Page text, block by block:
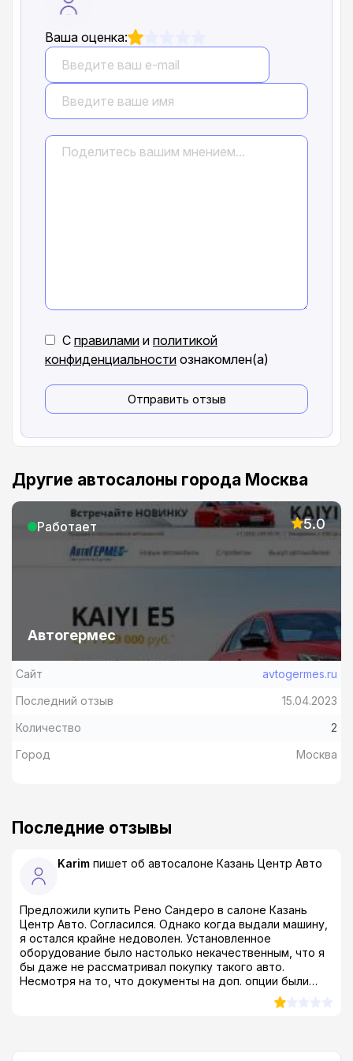
Ваша оценка:
С правилами и политикой
конфиденциальности ознакомлен(а)
Отправить отзыв
Другие автосалоны города Москва
Работает 5.0
Автогермес
Сайт
avtogermes.ru
Последний отзыв
15.04.2023
Количество
2
Город
Москва
Последние отзывы
Karim пишет об автосалоне Казань Центр Авто
Предложили купить Рено Сандеро в салоне Казань
Центр Авто. Согласился. Однако когда выдали машину,
я остался крайне недоволен. Установленное
оборудование было настолько некачественным, что я
бы даже не рассматривал покупку такого авто.
Несмотря на то, что документы на доп. опции были
оформлены правильно, они были не качественные….
Продавцы дурят клиентов как минимум в этом аспекте,